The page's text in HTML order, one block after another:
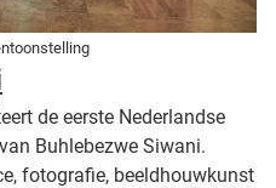
de eerste Nederlandse
Buhlebezwe Siwani.
fotografie, beeldhouwkunst